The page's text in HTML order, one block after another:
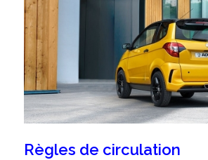
Règles de circulation